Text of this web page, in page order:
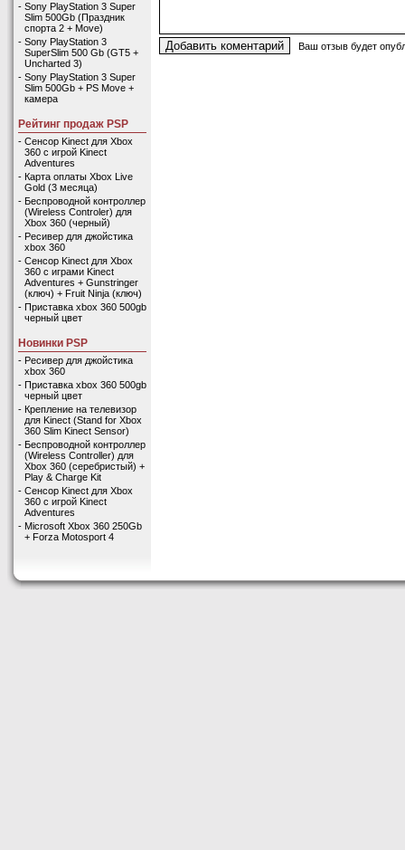
- Sony PlayStation 3 Super
Slim 500Gb (Праздник
спорта 2 + Move)
- Sony PlayStation 3
SuperSlim 500 Gb (GT5 +
Uncharted 3)
- Sony PlayStation 3 Super
Slim 500Gb + PS Move +
камера
Рейтинг продаж PSP
- Сенсор Kinect для Xbox
360 с игрой Kinect
Adventures
- Карта оплаты Xbox Live
Gold (3 месяца)
- Беспроводной контроллер
(Wireless Controler) для
Xbox 360 (черный)
- Ресивер для джойстика
xbox 360
- Сенсор Kinect для Xbox
360 с играми Kinect
Adventures + Gunstringer
(ключ) + Fruit Ninja (ключ)
- Приставка xbox 360 500gb
черный цвет
Новинки PSP
- Ресивер для джойстика
xbox 360
- Приставка xbox 360 500gb
черный цвет
- Крепление на телевизор
для Kinect (Stand for Xbox
360 Slim Kinect Sensor)
- Беспроводной контроллер
(Wireless Controller) для
Xbox 360 (серебристый) +
Play & Charge Kit
- Сенсор Kinect для Xbox
360 с игрой Kinect
Adventures
- Microsoft Xbox 360 250Gb
+ Forza Motosport 4
Ваш отзыв будет